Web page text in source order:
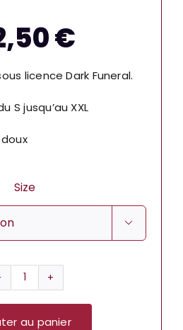
€
licence Dark Funeral.
S jusqu’au XXL
Size

quantité
de
T-
au panier